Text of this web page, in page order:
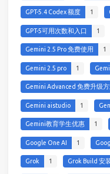
GPT-5.4 Codex 额度 1
GPT-5可用次数和入口 1
Gemini 2.5 Pro 免费使用 1
Gemini 2.5 pro 1
Gemini Advanced 免费升级
Gemini aistudio 1
Gemini教育学生优惠 1
Google One AI 1
Grok 1 Grok Build 安